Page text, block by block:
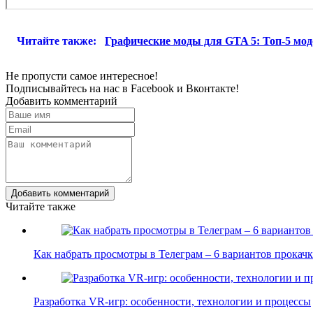
Читайте также: Графические моды для GTA 5: Топ-5
Не пропусти самое интересное!
Подписывайтесь на нас в Facebook и Вконтакте!
Добавить комментарий
Добавить комментарий
Читайте также
Как набрать просмотры в Телеграм – 6 вариантов
Разработка VR-игр: особенности, технологии и процессы